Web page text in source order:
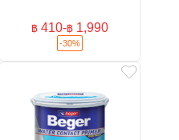
฿ 410-฿ 1,990
-30%